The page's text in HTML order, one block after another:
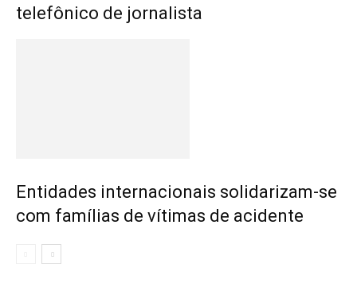
telefônico de jornalista
Entidades internacionais solidarizam-se
com famílias de vítimas de acidente